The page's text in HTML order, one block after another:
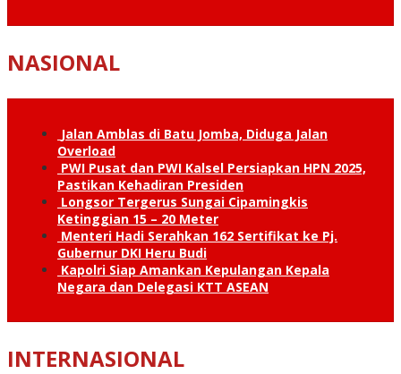
NASIONAL
Jalan Amblas di Batu Jomba, Diduga Jalan
Overload
PWI Pusat dan PWI Kalsel Persiapkan HPN 2025,
Pastikan Kehadiran Presiden
Longsor Tergerus Sungai Cipamingkis
Ketinggian 15 – 20 Meter
Menteri Hadi Serahkan 162 Sertifikat ke Pj.
Gubernur DKI Heru Budi
Kapolri Siap Amankan Kepulangan Kepala
Negara dan Delegasi KTT ASEAN
INTERNASIONAL